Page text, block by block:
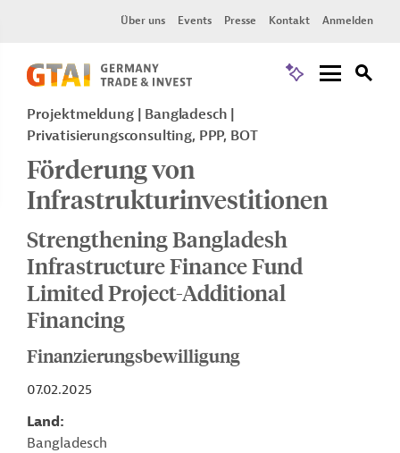
Über uns Events Presse Kontakt Anmelden
Projektmeldung
Bangladesch
Privatisierungsconsulting, PPP, BOT
Förderung von
Infrastrukturinvestitionen
Strengthening Bangladesh
Infrastructure Finance Fund
Limited Project-Additional
Financing
Finanzierungsbewilligung
07.02.2025
Land
Bangladesch